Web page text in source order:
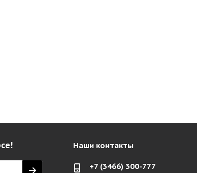
Наши контакты
+7 (3466) 300-777